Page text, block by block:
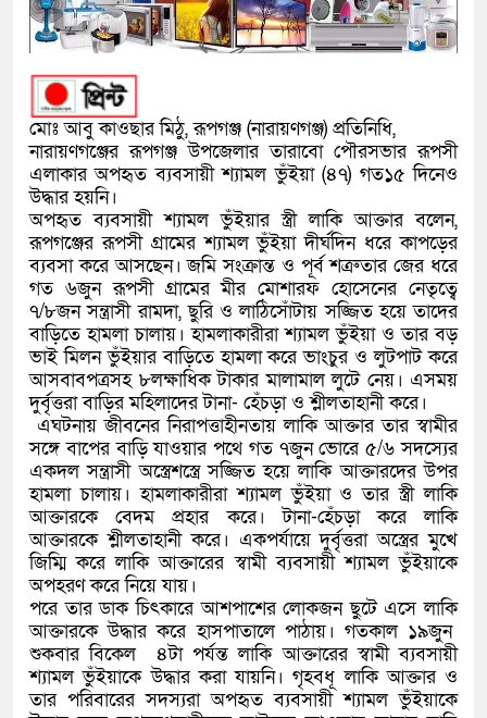
মোঃ আবু কাওছার মিঠু, রূপগঞ্জ (নারায়ণগঞ্জ) প্রতিনিধি,
নারায়ণগঞ্জের রূপগঞ্জ উপজেলার তারাবো পৌরসভার রূপসী
এলাকার অপহৃত ব্যবসায়ী শ্যামল ভুঁইয়া (৪৭) গত১৫ দিনেও
উদ্ধার হয়নি।
অপহৃত ব্যবসায়ী শ্যামল ভুঁইয়ার স্ত্রী লাকি আক্তার বলেন,
রূপগঞ্জের রূপসী গ্রামের শ্যামল ভুঁইয়া দীর্ঘদিন ধরে কাপড়ের
ব্যবসা করে আসছেন। জমি সংক্রান্ত ও পূর্ব শত্রুতার জের ধরে
গত ৬জুন রূপসী গ্রামের মীর মোশারফ হোসেনের নেতৃত্বে
৭/৮জন সন্ত্রাসী রামদা, ছুরি ও লাঠিসোঁটায় সজ্জিত হয়ে তাদের
বাড়িতে হামলা চালায়। হামলাকারীরা শ্যামল ভুঁইয়া ও তার বড়
ভাই মিলন ভুঁইয়ার বাড়িতে হামলা করে ভাংচুর ও লুটপাট করে
আসবাবপত্রসহ ৮লক্ষাধিক টাকার মালামাল লুটে নেয়। এসময়
দুর্বৃত্তরা বাড়ির মহিলাদের টানা- হেঁচড়া ও শ্লীলতাহানী করে।
এঘটনায় জীবনের নিরাপত্তাহীনতায় লাকি আক্তার তার স্বামীর
সঙ্গে বাপের বাড়ি যাওয়ার পথে গত ৭জুন ভোরে ৫/৬ সদস্যের
একদল সন্ত্রাসী অস্ত্রেশস্ত্রে সজ্জিত হয়ে লাকি আক্তারদের উপর
হামলা চালায়। হামলাকারীরা শ্যামল ভুঁইয়া ও তার স্ত্রী লাকি
আক্তারকে বেদম প্রহার করে। টানা-হেঁচড়া করে লাকি
আক্তারকে শ্লীলতাহানী করে। একপর্যায়ে দুর্বৃত্তরা অস্ত্রের মুখে
জিম্মি করে লাকি আক্তারের স্বামী ব্যবসায়ী শ্যামল ভুঁইয়াকে
অপহরণ করে নিয়ে যায়।
পরে তার ডাক চিৎকারে আশপাশের লোকজন ছুটে এসে লাকি
আক্তারকে উদ্ধার করে হাসপাতালে পাঠায়। গতকাল ১৯জুন
শুকবার বিকেল ৪টা পর্যন্ত লাকি আক্তারের স্বামী ব্যবসায়ী
শ্যামল ভুঁইয়াকে উদ্ধার করা যায়নি। গৃহবধূ লাকি আক্তার ও
তার পরিবারের সদস্যরা অপহৃত ব্যবসায়ী শ্যামল ভুঁইয়াকে